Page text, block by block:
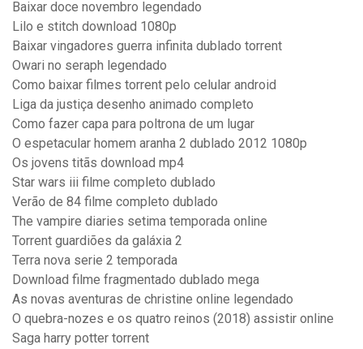
Baixar doce novembro legendado
Lilo e stitch download 1080p
Baixar vingadores guerra infinita dublado torrent
Owari no seraph legendado
Como baixar filmes torrent pelo celular android
Liga da justiça desenho animado completo
Como fazer capa para poltrona de um lugar
O espetacular homem aranha 2 dublado 2012 1080p
Os jovens titãs download mp4
Star wars iii filme completo dublado
Verão de 84 filme completo dublado
The vampire diaries setima temporada online
Torrent guardiões da galáxia 2
Terra nova serie 2 temporada
Download filme fragmentado dublado mega
As novas aventuras de christine online legendado
O quebra-nozes e os quatro reinos (2018) assistir online
Saga harry potter torrent